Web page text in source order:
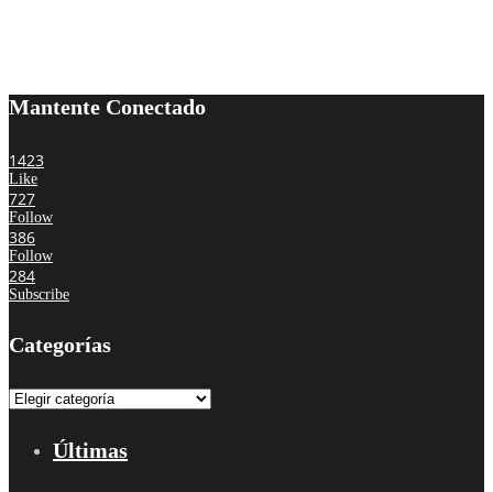
Mantente Conectado
1423
Like
727
Follow
386
Follow
284
Subscribe
Categorías
Categorías
Últimas